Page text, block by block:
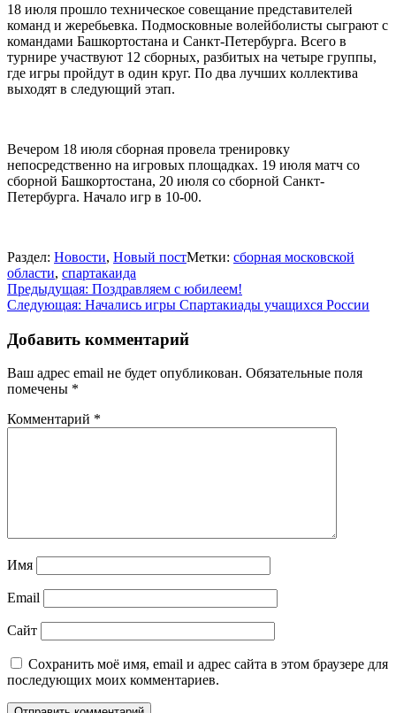
18 июля прошло техническое совещание представителей
команд и жеребьевка. Подмосковные волейболисты сыграют с
командами Башкортостана и Санкт-Петербурга. Всего в
турнире участвуют 12 сборных, разбитых на четыре группы,
где игры пройдут в один круг. По два лучших коллектива
выходят в следующий этап.
Вечером 18 июля сборная провела тренировку
непосредственно на игровых площадках. 19 июля матч со
сборной Башкортостана, 20 июля со сборной Санкт-
Петербурга. Начало игр в 10-00.
Раздел: Новости, Новый постМетки: сборная московской
области, спартакаида
Навигация
по
записям
Предыдущая: Поздравляем с юбилеем!
Следующая: Начались игры Спартакиады учащихся России
Добавить комментарий
Ваш адрес email не будет опубликован. Обязательные поля
помечены *
Комментарий *
Имя
Email
Сайт
Сохранить моё имя, email и адрес сайта в этом браузере для
последующих моих комментариев.